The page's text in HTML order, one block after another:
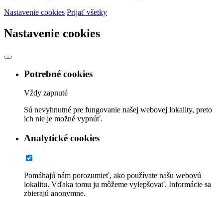
Nastavenie cookies Prijať všetky
Nastavenie cookies
Potrebné cookies
Vždy zapnuté
Sú nevyhnutné pre fungovanie našej webovej lokality, preto
ich nie je možné vypnúť.
Analytické cookies
Pomáhajú nám porozumieť, ako používate našu webovú
lokalitu. Vďaka tomu ju môžeme vylepšovať. Informácie sa
zbierajú anonymne.